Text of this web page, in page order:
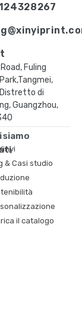
Fuling
di
Guangzhou,
siamo
& Casi studio
il catalogo